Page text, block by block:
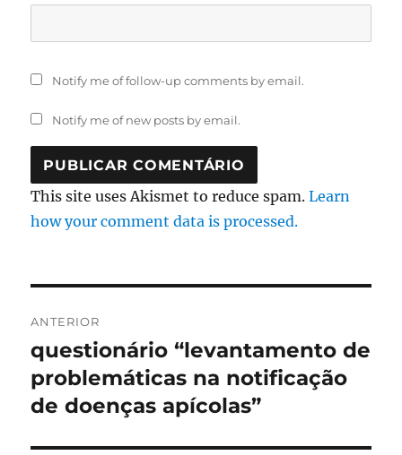
Notify me of follow-up comments by email.
Notify me of new posts by email.
This site uses Akismet to reduce spam.Learn
how your comment data is processed.
de
artigos
ANTERIOR
Artigo
anterior:
questionário “levantamento de
problemáticas na notificação
de doenças apícolas”